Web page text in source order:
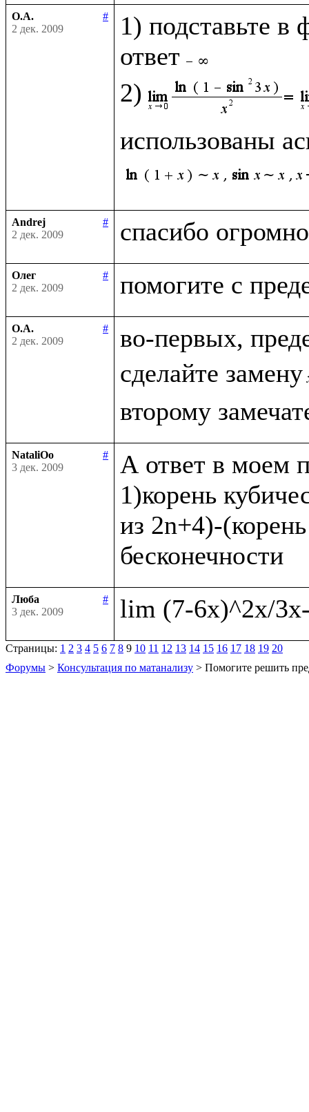
О.А.
#
2 дек. 2009
1) подставьте в
ответ
2)
использованы
Andrej
#
2 дек. 2009
Олег
#
2 дек. 2009
О.А.
#
2 дек. 2009
во-первых,
сделайте замену
NataliOo
#
3 дек. 2009
А ответ в моем
1)корень
из 2n+4)-
Люба
#
3 дек. 2009
Страницы: 1 2 3 4 5 6 7 8 9 10 11 12 13 14 15 16 17 18 19 20
Форумы > Консультация по матанализу > Помогите решить